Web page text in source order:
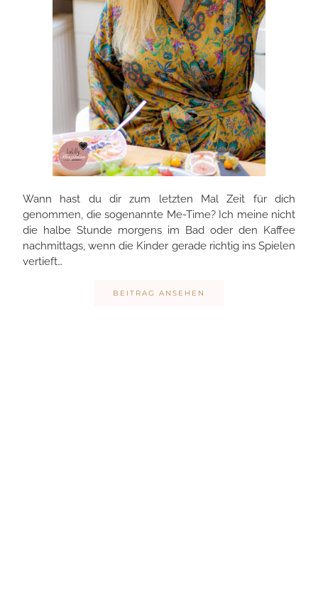
Wann hast du dir zum letzten Mal Zeit für dich
genommen, die sogenannte Me-Time? Ich meine nicht
die halbe Stunde morgens im Bad oder den Kaffee
nachmittags, wenn die Kinder gerade richtig ins Spielen
vertieft…
BEITRAG ANSEHEN